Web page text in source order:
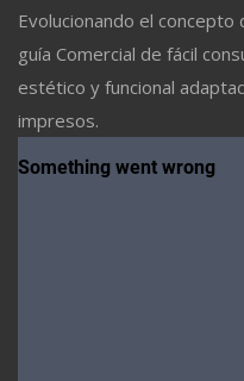
Evolucionando el
guía Comercial de fácil
estético y funcional
impresos.